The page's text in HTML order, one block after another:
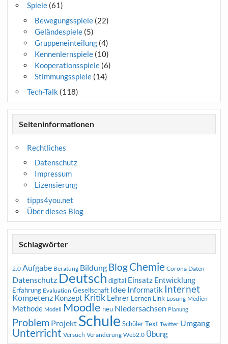
Spiele(61)
Bewegungsspiele(22)
Geländespiele(5)
Gruppeneinteilung(4)
Kennenlernspiele(10)
Kooperationsspiele(6)
Stimmungsspiele(14)
Tech-Talk (118)
Seiteninformationen
Rechtliches
Datenschutz
Impressum
Lizensierung
tipps4you.net
Über dieses Blog
Schlagwörter
2.0 Aufgabe Beratung Bildung BlogChemie Corona Daten
Datenschutz Deutsch digital Einsatz Entwicklung
Erfahrung Evaluation Gesellschaft Idee Informatik Internet
Kompetenz Konzept Kritik Lehrer Lernen Link Lösung Medien
Methode Modell Moodle neu Niedersachsen Planung
Problem Projekt Schule Schüler Text Twitter Umgang
Unterricht Versuch Veränderung Web2.0 Übung